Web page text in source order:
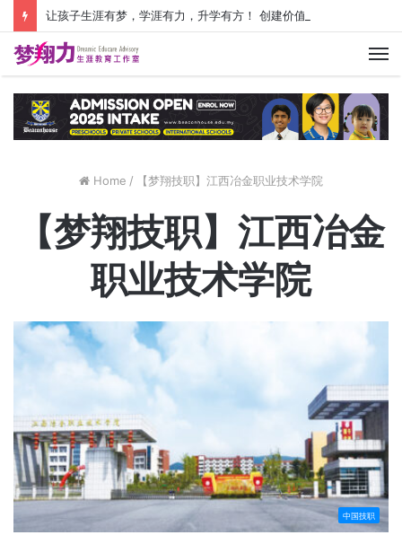
Home / 【梦翔技职】江西冶金职业技术学院
【梦翔技职】江西冶金
职业技术学院
中国技职